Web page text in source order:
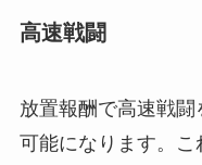
高速戦闘
放置報酬で高速戦
可能になります。